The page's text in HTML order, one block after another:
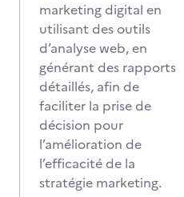
marketing digital en
utilisant des outils
d’analyse web, en
générant des rapports
détaillés, afin de
faciliter la prise de
décision pour
l’amélioration de
l’efficacité de la
stratégie marketing.